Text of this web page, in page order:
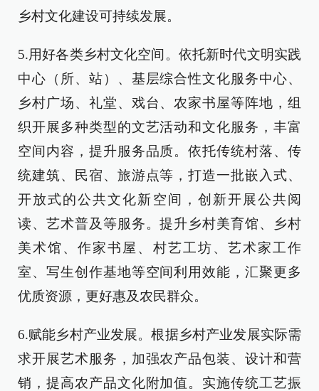
乡村文化建设可持续发展。
5.用好各类乡村文化空间。依托新时代文明实践
中心（所、站）、基层综合性文化服务中心、
乡村广场、礼堂、戏台、农家书屋等阵地，组
织开展多种类型的文艺活动和文化服务，丰富
空间内容，提升服务品质。依托传统村落、传
统建筑、民宿、旅游点等，打造一批嵌入式、
开放式的公共文化新空间，创新开展公共阅
读、艺术普及等服务。提升乡村美育馆、乡村
美术馆、作家书屋、村艺工坊、艺术家工作
室、写生创作基地等空间利用效能，汇聚更多
优质资源，更好惠及农民群众。
6.赋能乡村产业发展。根据乡村产业发展实际需
求开展艺术服务，加强农产品包装、设计和营
销，提高农产品文化附加值。实施传统工艺振